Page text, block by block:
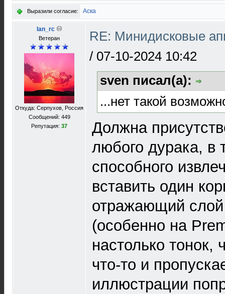
Выразили согласие: Аска
lan_rc
Ветеран
Откуда: Серпухов, Россия
Сообщений: 449
Репутация: 37
RE: Минидисковые
/ 07-10-2024 10:42
sven писал(а):
...нет такой
Должна
любого дурака, в
способного
вставить один
отражающий
(особенно на
настолько тонок,
что-то и
иллюстрации